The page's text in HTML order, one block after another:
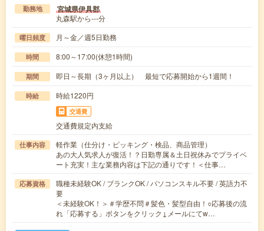
勤務地 宮城県伊具郡
丸森駅から---分
曜日頻度 月～金／週5日勤務
時間 8:00～17:00(休憩1時間)
期間 即日～長期（3ヶ月以上） 最短で応募開始から1週間！
時給 時給1220円
交通費
交通費規定内支給
仕事内容
軽作業（仕分け・ピッキング・検品、商品管理）
あの大人気求人が復活！？日勤専属＆土日祝休みでプライベ
ート充実！主な業務内容は下記の通りです！＜仕事…
応募資格
職種未経験OK / ブランクOK / パソコンスキル不要 / 英語力不
要
＜未経験OK！＞＃学歴不問＃髪色・髪型自由！○応募後の流
れ「応募する」ボタンをクリック↓メールにてw…